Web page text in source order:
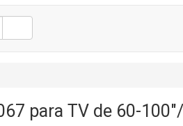
para TV de 60-